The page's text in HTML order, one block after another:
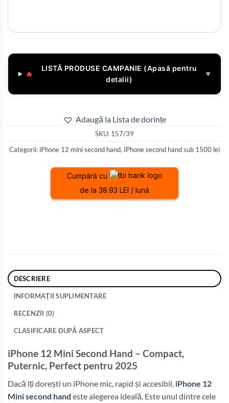
🔥
LISTĂ PRODUSE CAMPANIE (Apasă pentru
detalii)
▼
Adaugă la Lista de dorințe
SKU: 157/39
Categorii: iPhone 12 mini second hand, IPhone second hand sub 1500 lei
Cumpără cu
de la 38.93 LEI / lună
DESCRIERE
INFORMAȚII SUPLIMENTARE
RECENZII (0)
CLASIFICARE DUPĂ ASPECT
iPhone 12 Mini Second Hand – Compact,
Puternic, Perfect pentru 2025
Dacă îți dorești un iPhone mic, rapid și accesibil, iPhone 12
Mini second hand este alegerea ideală. Este unul dintre cele